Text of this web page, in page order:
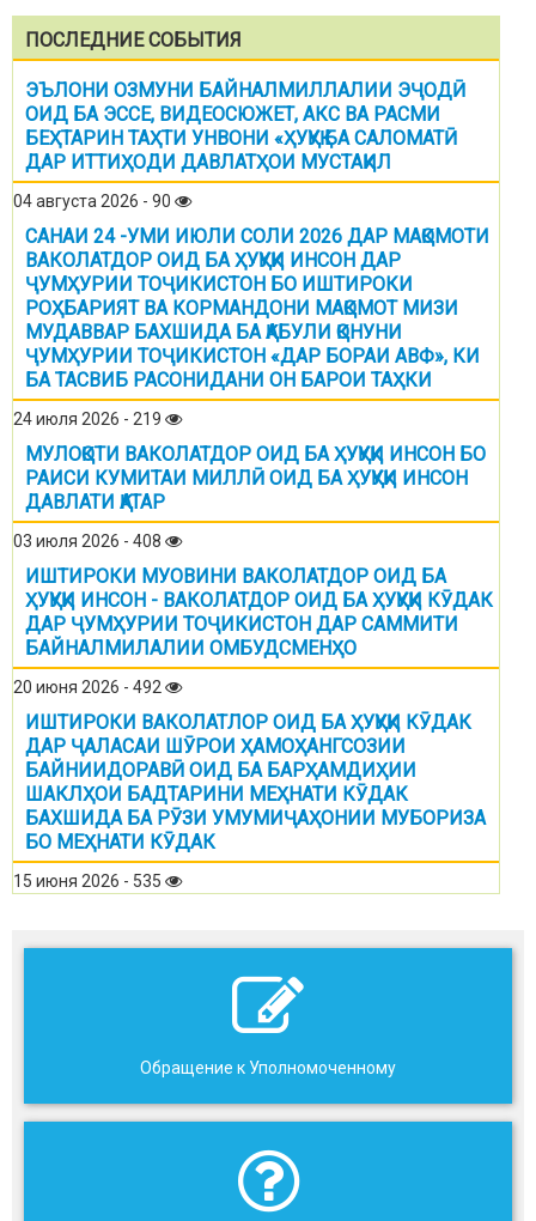
ПОСЛЕДНИЕ СОБЫТИЯ
ЭЪЛОНИ ОЗМУНИ БАЙНАЛМИЛЛАЛИИ ЭҶОДӢ
ОИД БА ЭССЕ, ВИДЕОСЮЖЕТ, АКС ВА РАСМИ
БЕҲТАРИН ТАҲТИ УНВОНИ «ҲУҚУҚ БА САЛОМАТӢ
ДАР ИТТИҲОДИ ДАВЛАТҲОИ МУСТАҚИЛ
04 августа 2026 - 90
САНАИ 24 -УМИ ИЮЛИ СОЛИ 2026 ДАР МАҚОМОТИ
ВАКОЛАТДОР ОИД БА ҲУҚУҚИ ИНСОН ДАР
ҶУМҲУРИИ ТОҶИКИСТОН БО ИШТИРОКИ
РОҲБАРИЯТ ВА КОРМАНДОНИ МАҚОМОТ МИЗИ
МУДАВВАР БАХШИДА БА ҚАБУЛИ ҚОНУНИ
ҶУМҲУРИИ ТОҶИКИСТОН «ДАР БОРАИ АВФ», КИ
БА ТАСВИБ РАСОНИДАНИ ОН БАРОИ ТАҲКИ
24 июля 2026 - 219
МУЛОҚОТИ ВАКОЛАТДОР ОИД БА ҲУҚУҚИ ИНСОН БО
РАИСИ КУМИТАИ МИЛЛӢ ОИД БА ҲУҚУҚИ ИНСОН
ДАВЛАТИ ҚАТАР
03 июля 2026 - 408
ИШТИРОКИ МУОВИНИ ВАКОЛАТДОР ОИД БА
ҲУҚУҚИ ИНСОН - ВАКОЛАТДОР ОИД БА ҲУҚУҚИ КӮДАК
ДАР ҶУМҲУРИИ ТОҶИКИСТОН ДАР САММИТИ
БАЙНАЛМИЛАЛИИ ОМБУДСМЕНҲО
20 июня 2026 - 492
ИШТИРОКИ ВАКОЛАТЛОР ОИД БА ҲУҚУҚИ КӮДАК
ДАР ҶАЛАСАИ ШӮРОИ ҲАМОҲАНГСОЗИИ
БАЙНИИДОРАВӢ ОИД БА БАРҲАМДИҲИИ
ШАКЛҲОИ БАДТАРИНИ МЕҲНАТИ КӮДАК
БАХШИДА БА РӮЗИ УМУМИҶАҲОНИИ МУБОРИЗА
БО МЕҲНАТИ КӮДАК
15 июня 2026 - 535
Обращение к Уполномоченному